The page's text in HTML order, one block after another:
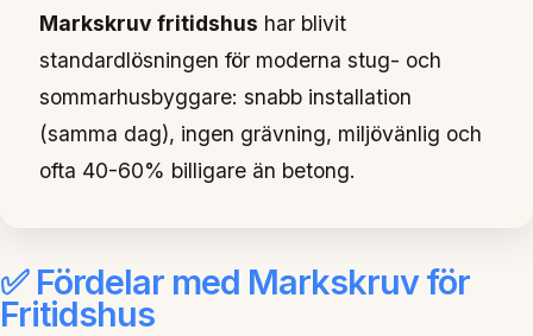
Markskruv fritidshus har blivit
standardlösningen för moderna stug- och
sommarhusbyggare: snabb installation
(samma dag), ingen grävning, miljövänlig och
ofta 40-60% billigare än betong.
✅ Fördelar med Markskruv för
Fritidshus